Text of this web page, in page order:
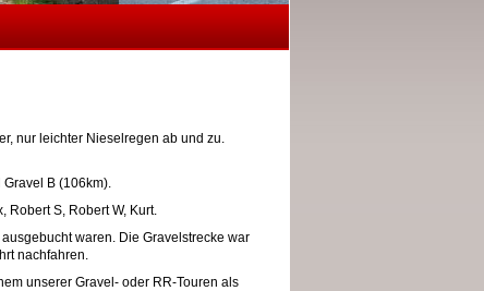
nur leichter Nieselregen ab und zu.
Gravel B (106km).
Robert S, Robert W, Kurt.
waren. Die Gravelstrecke war
nachfahren.
unserer Gravel- oder RR-Touren als